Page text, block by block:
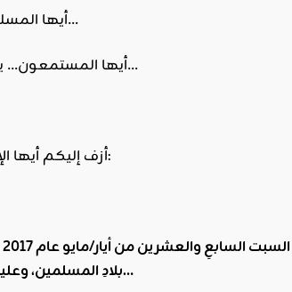
أيها المسلمون… يا حملةَ الدعوة الأكارم… أيها المشاهدون…
أيها المستمعون… يا كلَّ من كان له قلبٌ أو ألقى السمع وهو شهيد…
أزف إليكم أيها الإخوة في هذه الليلة الطيبة بشرى بأمرين كريمين:
بلادِ المسلمين، وعليه فإنّ غداً السبت هو أوّلُ أيّامِ شهرِ رمضانَ المبارك…